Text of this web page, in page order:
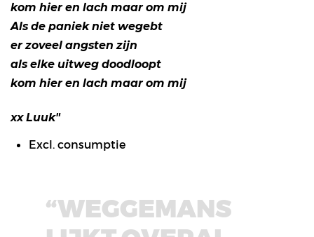
kom hier en lach maar om mij
Als de paniek niet wegebt
er zoveel angsten zijn
als elke uitweg doodloopt
kom hier en lach maar om mij
xx Luuk"
Excl. consumptie
“WEGGEMANS